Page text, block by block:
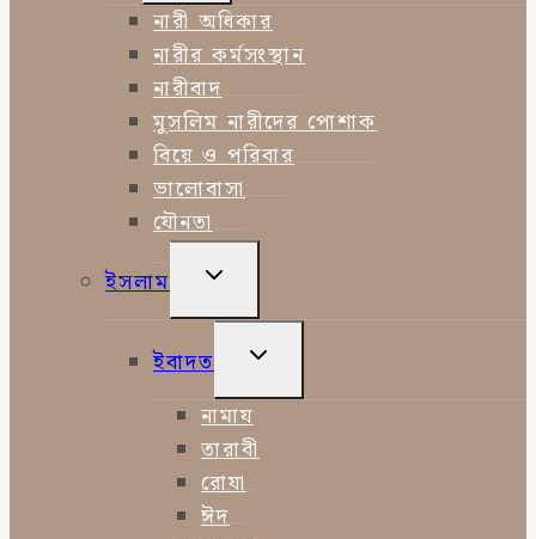
MENU
নারী অধিকার
নারীর কর্মসংস্থান
নারীবাদ
মুসলিম নারীদের পোশাক
বিয়ে ও পরিবার
ভালোবাসা
যৌনতা
ইসলাম
TOGGLE
MENU
ইবাদত
TOGGLE
MENU
নামায
তারাবী
রোযা
ঈদ